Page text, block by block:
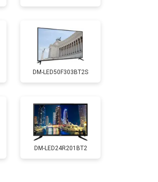
Заказать
Заказать
Заказать
Заказать
DM-LED50F303BT2S
DM-LED24R201BT2